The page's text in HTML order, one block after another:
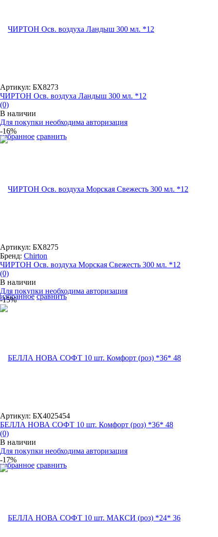
избранное сравнить
Артикул: БХ8273
ЧИРТОН Осв. воздуха Ландыш 300 мл. *12
(0)
В наличии
Для покупки необходима авторизация
-16%
избранное сравнить
Артикул: БХ8275
Бренд: Chirton
ЧИРТОН Осв. воздуха Морская Свежесть 300 мл. *12
(0)
В наличии
Для покупки необходима авторизация
-15%
избранное сравнить
Артикул: БХ4025454
БЕЛЛА НОВА СОФТ 10 шт. Комфорт (роз) *36* 48
(0)
В наличии
Для покупки необходима авторизация
-17%